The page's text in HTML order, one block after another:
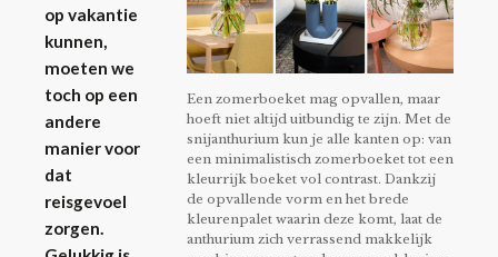
op vakantie
kunnen,
moeten we
toch op een
andere
manier voor
dat
reisgevoel
zorgen.
Een zomerboeket mag opvallen, maar
hoeft niet altijd uitbundig te zijn. Met de
snijanthurium kun je alle kanten op: van
een minimalistisch zomerboeket tot een
kleurrijk boeket vol contrast. Dankzij
de opvallende vorm en het brede
kleurenpalet waarin deze komt, laat de
anthurium zich verrassend makkelijk